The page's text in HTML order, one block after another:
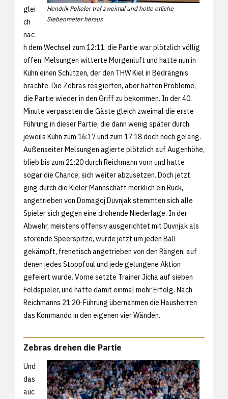
Hendrik Pekeler traf zweimal und holte etliche
Siebenmeter heraus
glei
ch
nac
h dem Wechsel zum 12:11, die Partie war plötzlich völlig
offen. Melsungen witterte Morgenluft und hatte nun in
Kühn einen Schützen, der den THW Kiel in Bedrängnis
brachte. Die Zebras reagierten, aber hatten Probleme,
die Partie wieder in den Griff zu bekommen. In der 40.
Minute verpassten die Gäste gleich zweimal die erste
Führung in dieser Partie, die dann wenig später durch
jeweils Kühn zum 16:17 und zum 17:18 doch noch gelang.
Außenseiter Melsungen agierte plötzlich auf Augenhöhe,
blieb bis zum 21:20 durch Reichmann vorn und hatte
sogar die Chance, sich weiter abzusetzen. Doch jetzt
ging durch die Kieler Mannschaft merklich ein Ruck,
angetrieben von Domagoj Duvnjak stemmten sich alle
Spieler sich gegen eine drohende Niederlage. In der
Abwehr, meistens offensiv ausgerichtet mit Duvnjak als
störende Speerspitze, wurde jetzt um jeden Ball
gekämpft, frenetisch angetrieben von den Rängen, auf
denen jedes Stoppfoul und jede gelungene Aktion
gefeiert wurde. Vorne setzte Trainer Jicha auf sieben
Feldspieler, und hatte damit einmal mehr Erfolg. Nach
Reichmanns 21:20-Führung übernahmen die Hausherren
das Kommando in den eigenen vier Wänden.
Zebras drehen die Partie
Und
das
auc